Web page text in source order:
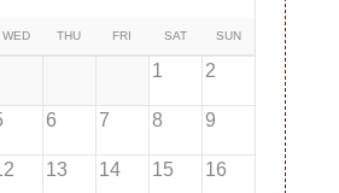
WED THU FRI SAT SUN
1 2
6 7 8 9
13 14 15 16